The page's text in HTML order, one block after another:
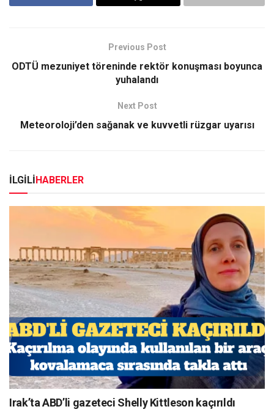
Previous Post
ODTÜ mezuniyet töreninde rektör konuşması boyunca
yuhalandı
Next Post
Meteoroloji’den sağanak ve kuvvetli rüzgar uyarısı
İLGİLİHABERLER
Irak’ta ABD’li gazeteci Shelly Kittleson kaçırıldı